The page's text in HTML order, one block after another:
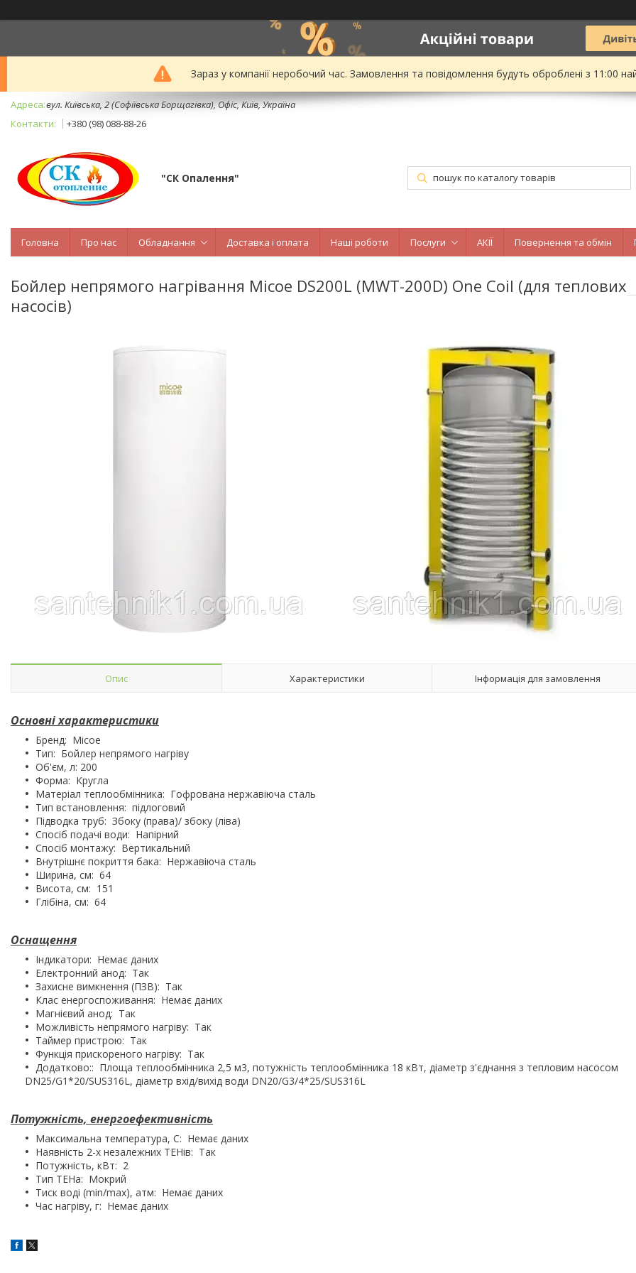
Зараз у компанії неробочий час. Замовлення та повідомлення будуть оброблені з 11:00
вул. Київська, 2 (Софіївська Борщагівка), Офіс, Київ, Україна
+380 (98) 088-88-26
"СК Опалення"
Головна Про нас Обладнання Доставка і оплата Наші роботи Послуги АКІЇ Повернення та обмін
Бойлер непрямого нагрівання Micoe DS200L (MWT-200D) One Coil (для теплових
насосів)
Опис Характеристики Інформація для замовлення
Основні характеристики
Бренд: Micoe
Тип: Бойлер непрямого нагріву
Об'єм, л: 200
Форма: Кругла
Матеріал теплообмінника: Гофрована нержавіюча сталь
Тип встановлення: підлоговий
Підводка труб: Збоку (права)/ збоку (ліва)
Спосіб подачі води: Напірний
Спосіб монтажу: Вертикальний
Внутрішнє покриття бака: Нержавіюча сталь
Ширина, см: 64
Висота, см: 151
Глібіна, см: 64
Оснащення
Індикатори: Немає даних
Електронний анод: Так
Захисне вимкнення (ПЗВ): Так
Клас енергоспоживання: Немає даних
Магнієвий анод: Так
Можливість непрямого нагріву: Так
Таймер пристрою: Так
Функція прискореного нагріву: Так
Додатково:: Площа теплообмінника 2,5 м3, потужність теплообмінника 18 кВт, діаметр з'єднання з тепловим насосом
DN25/G1*20/SUS316L, діаметр вхід/вихід води DN20/G3/4*25/SUS316L
Потужність, енергоефективність
Максимальна температура, C: Немає даних
Наявність 2-х незалежних ТЕНів: Так
Потужність, кВт: 2
Тип ТЕНа: Мокрий
Тиск воді (min/max), атм: Немає даних
Час нагріву, г: Немає даних